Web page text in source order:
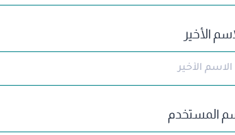
الأخير
المستخدم